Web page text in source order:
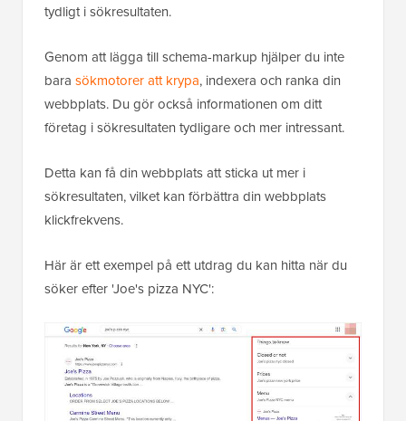
tydligt i sökresultaten.
Genom att lägga till schema-markup hjälper du inte
bara sökmotorer att krypa, indexera och ranka din
webbplats. Du gör också informationen om ditt
företag i sökresultaten tydligare och mer intressant.
Detta kan få din webbplats att sticka ut mer i
sökresultaten, vilket kan förbättra din webbplats
klickfrekvens.
Här är ett exempel på ett utdrag du kan hitta när du
söker efter 'Joe's pizza NYC':